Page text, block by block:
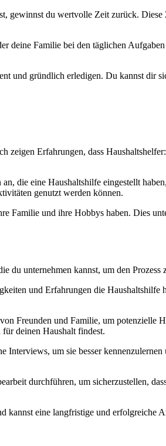
gewinnst du wertvolle Zeit zurück.
deine Familie bei den täglichen
und gründlich erledigen. Du kannst dir
Erfahrungen, dass
die eine Haushaltshilfe eingestellt
genutzt werden können.
Familie und ihre Hobbys haben. Dies
du unternehmen kannst, um den Prozess
und Erfahrungen die
Freunden und Familie, um potenzielle
deinen Haushalt findest.
um sie besser
durchführen, um sicherzustellen,
kannst eine langfristige und erfolgreiche